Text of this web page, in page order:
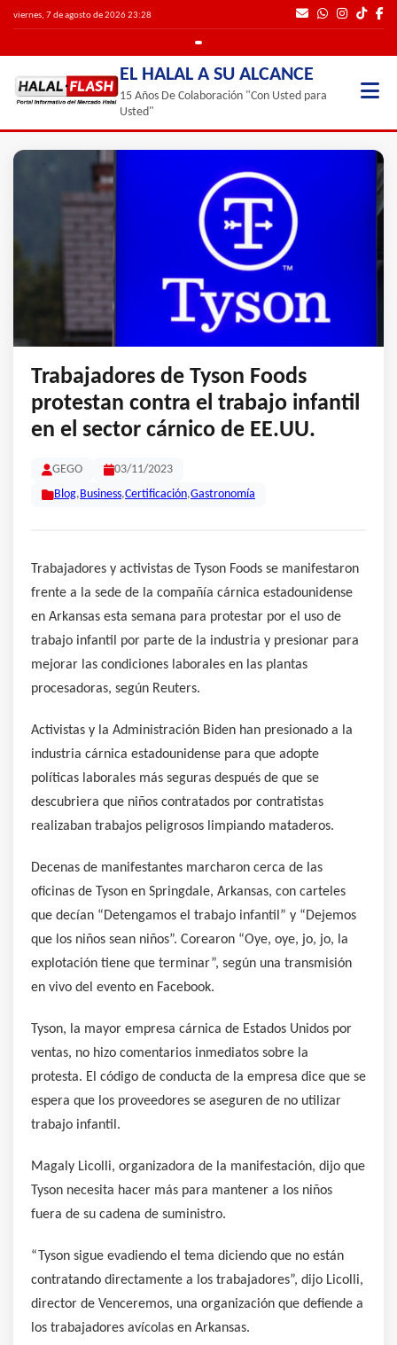
viernes, 7 de agosto de 2026 23:28
EL HALAL A SU ALCANCE
15 Años De Colaboración "Con Usted para
Usted"
Trabajadores de Tyson Foods
protestan contra el trabajo infantil
en el sector cárnico de EE.UU.
GEGO 03/11/2023
Blog, Business,Certificación,Gastronomía
Trabajadores y activistas de Tyson Foods se manifestaron
frente a la sede de la compañía cárnica estadounidense
en Arkansas esta semana para protestar por el uso de
trabajo infantil por parte de la industria y presionar para
mejorar las condiciones laborales en las plantas
procesadoras, según Reuters.
Activistas y la Administración Biden han presionado a la
industria cárnica estadounidense para que adopte
políticas laborales más seguras después de que se
descubriera que niños contratados por contratistas
realizaban trabajos peligrosos limpiando mataderos.
Decenas de manifestantes marcharon cerca de las
oficinas de Tyson en Springdale, Arkansas, con carteles
que decían “Detengamos el trabajo infantil” y “Dejemos
que los niños sean niños”. Corearon “Oye, oye, jo, jo, la
explotación tiene que terminar”, según una transmisión
en vivo del evento en Facebook.
Tyson, la mayor empresa cárnica de Estados Unidos por
ventas, no hizo comentarios inmediatos sobre la
protesta. El código de conducta de la empresa dice que se
espera que los proveedores se aseguren de no utilizar
trabajo infantil.
Magaly Licolli, organizadora de la manifestación, dijo que
Tyson necesita hacer más para mantener a los niños
fuera de su cadena de suministro.
“Tyson sigue evadiendo el tema diciendo que no están
contratando directamente a los trabajadores”, dijo Licolli,
director de Venceremos, una organización que defiende a
los trabajadores avícolas en Arkansas.